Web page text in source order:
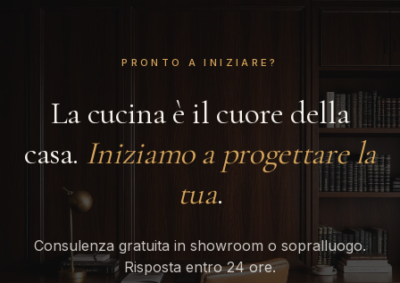
PRONTO A INIZIARE?
La cucina è il cuore della
casa. Iniziamo a progettare la
tua.
Consulenza gratuita in showroom o sopralluogo.
Risposta entro 24 ore.